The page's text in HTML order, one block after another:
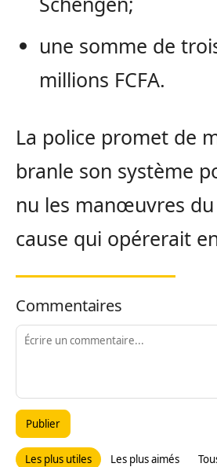
une somme de
millions FCFA.
La police promet de
branle son système
nu les manœuvres
cause qui opérerait
Commentaires
Publier
Les plus utiles Les plus aimés